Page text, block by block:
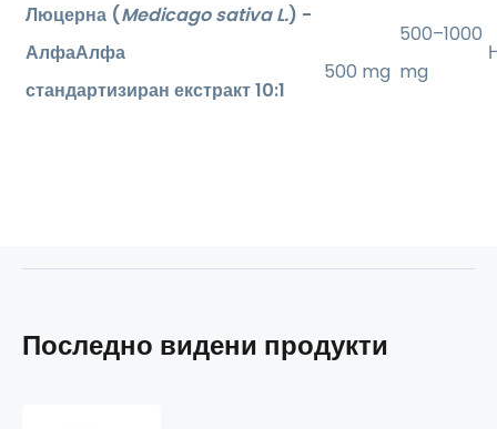
Люцерна (Medicago sativa L.) -
АлфаАлфа
стандартизиран екстракт 10:1
500 mg
500–1000
mg
Последно видени продукти